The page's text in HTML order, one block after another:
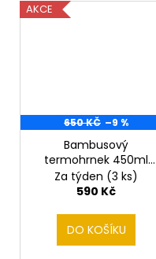
AKCE
650 KČ –9 %
Bambusový
termohrnek 450ml
Iron Maiden
Za týden (3 ks)
590 Kč
DO KOŠÍKU